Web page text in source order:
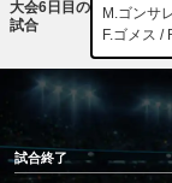
大会6日目の
試合
M.ゴンサ
F.ゴメス /
試合終了